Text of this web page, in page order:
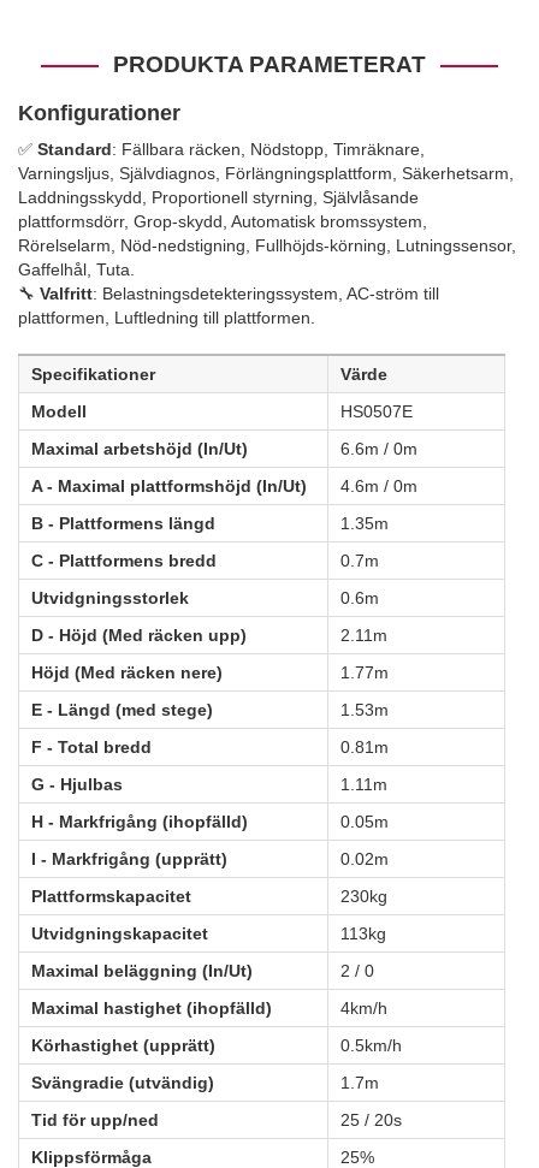
PRODUKTA PARAMETERAT
Konfigurationer
✅ Standard: Fällbara räcken, Nödstopp, Timräknare,
Varningsljus, Självdiagnos, Förlängningsplattform, Säkerhetsarm,
Laddningsskydd, Proportionell styrning, Självlåsande
plattformsdörr, Grop-skydd, Automatisk bromssystem,
Rörelselarm, Nöd-nedstigning, Fullhöjds-körning, Lutningssensor,
Gaffelhål, Tuta.
🔧 Valfritt: Belastningsdetekteringssystem, AC-ström till
plattformen, Luftledning till plattformen.
Specifikationer
Värde
Modell
HS0507E
Maximal arbetshöjd (In/Ut)
6.6m / 0m
A - Maximal plattformshöjd (In/Ut)
4.6m / 0m
B - Plattformens längd
1.35m
C - Plattformens bredd
0.7m
Utvidgningsstorlek
0.6m
D - Höjd (Med räcken upp)
2.11m
Höjd (Med räcken nere)
1.77m
E - Längd (med stege)
1.53m
F - Total bredd
0.81m
G - Hjulbas
1.11m
H - Markfrigång (ihopfälld)
0.05m
I - Markfrigång (upprätt)
0.02m
Plattformskapacitet
230kg
Utvidgningskapacitet
113kg
Maximal beläggning (In/Ut)
2 / 0
Maximal hastighet (ihopfälld)
4km/h
Körhastighet (upprätt)
0.5km/h
Svängradie (utvändig)
1.7m
Tid för upp/ned
25 / 20s
Klippsförmåga
25%